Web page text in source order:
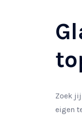
Zoek
eigen